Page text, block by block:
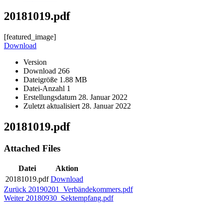
20181019.pdf
[featured_image]
Download
Version
Download 266
Dateigröße 1.88 MB
Datei-Anzahl 1
Erstellungsdatum 28. Januar 2022
Zuletzt aktualisiert 28. Januar 2022
20181019.pdf
Attached Files
Datei
Aktion
20181019.pdf Download
Beitragsnavigation
Zurück Vorheriger
Beitrag:
20190201_Verbändekommers.pdf
Weiter Nächster
20180930_Sektempfang.pdf